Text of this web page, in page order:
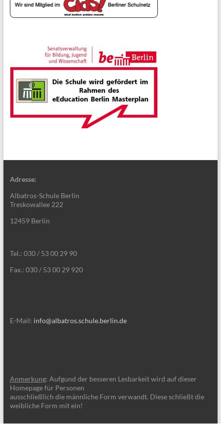
Adresse:
Albatros-Schule Berlin
Treskowallee 222
12459 Berlin
Tel.: 030 / 53 00 29 90
Fax.: 030 / 53 00 29 920
E-Mail: info@albatros.schule.berlin.de
Anmerkung: Aufgund der besseren Lesbarkeit wird auf dieser
Homepage für Personen
ausschließlich die männliche Form verwandt. Diese schließt die
weibliche Form mit ein!